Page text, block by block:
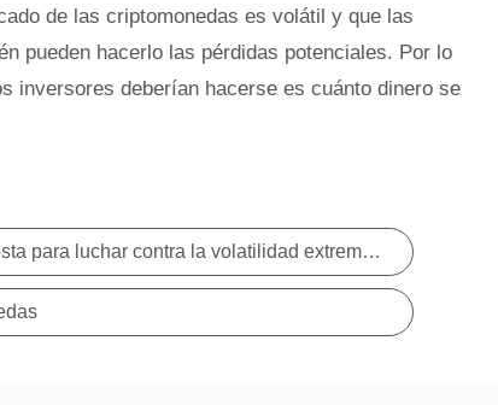
de las criptomonedas es volátil y que las
pueden hacerlo las pérdidas potenciales. Por lo
inversores deberían hacerse es cuánto dinero se
¿Puede el oro ser una respuesta para luchar contra la volatilidad extrema en el mercado de criptomonedas?